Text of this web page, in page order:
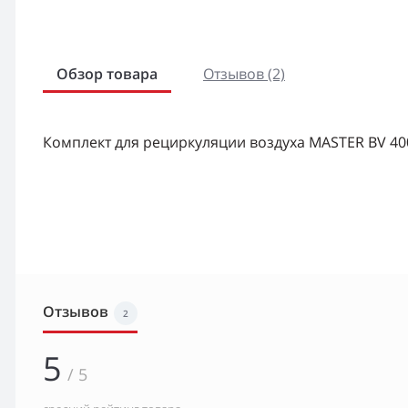
Обзор товара Отзывов (2)
Комплект для рециркуляции воздуха MASTER BV
Отзывов 2
5 / 5